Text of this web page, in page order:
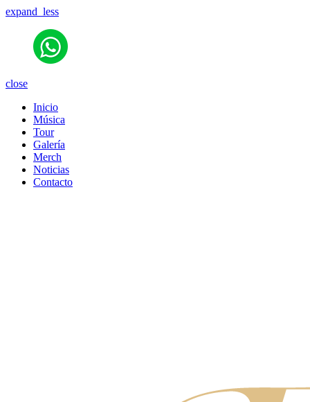
expand_less
close
Inicio
Música
Tour
Galería
Merch
Noticias
Contacto